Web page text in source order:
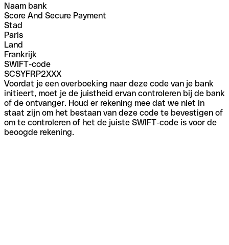
Naam bank
Score And Secure Payment
Stad
Paris
Land
Frankrijk
SWIFT-code
SCSYFRP2XXX
Voordat je een overboeking naar deze code van je bank
initieert, moet je de juistheid ervan controleren bij de bank
of de ontvanger. Houd er rekening mee dat we niet in
staat zijn om het bestaan van deze code te bevestigen of
om te controleren of het de juiste SWIFT-code is voor de
beoogde rekening.